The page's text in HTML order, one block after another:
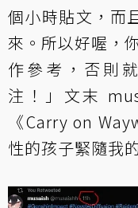
個小時貼文，而
來。所以好喔，
作參考，否則
注！」文末
《Carry on
性的孩子緊隨我